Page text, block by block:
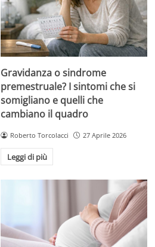
Gravidanza o sindrome
premestruale? I sintomi che si
somigliano e quelli che
cambiano il quadro
Roberto Torcolacci 27 Aprile 2026
Leggi di più